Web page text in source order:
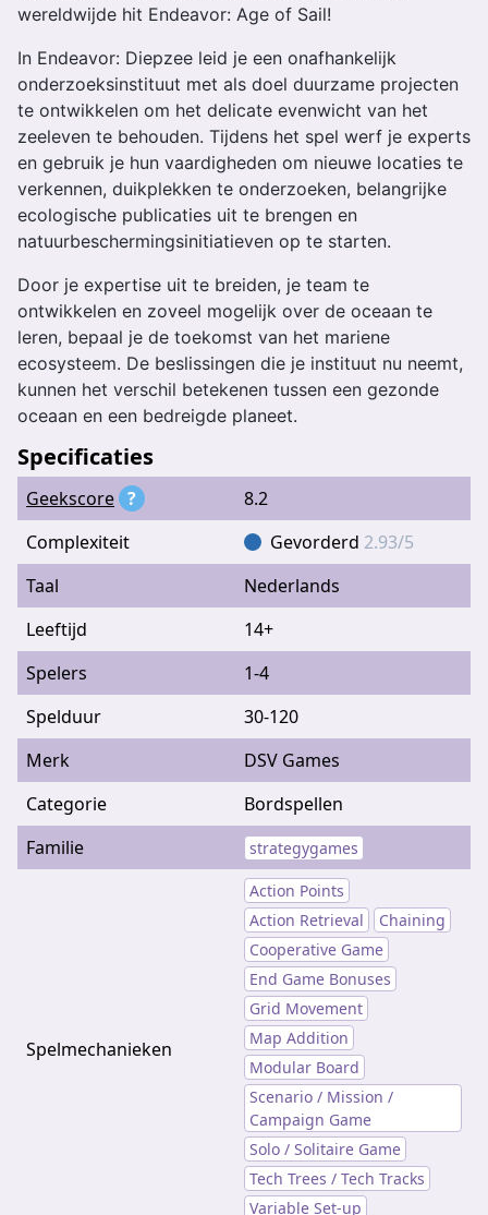
wereldwijde hit Endeavor: Age of Sail!
In Endeavor: Diepzee leid je een onafhankelijk
onderzoeksinstituut met als doel duurzame projecten
te ontwikkelen om het delicate evenwicht van het
zeeleven te behouden. Tijdens het spel werf je experts
en gebruik je hun vaardigheden om nieuwe locaties te
verkennen, duikplekken te onderzoeken, belangrijke
ecologische publicaties uit te brengen en
natuurbeschermingsinitiatieven op te starten.
Door je expertise uit te breiden, je team te
ontwikkelen en zoveel mogelijk over de oceaan te
leren, bepaal je de toekomst van het mariene
ecosysteem. De beslissingen die je instituut nu neemt,
kunnen het verschil betekenen tussen een gezonde
oceaan en een bedreigde planeet.
Specificaties
Geekscore ?
8.2
Complexiteit
Gevorderd 2.93/5
Taal
Nederlands
Leeftijd
14+
Spelers
1-4
Spelduur
30-120
Merk
DSV Games
Categorie
Bordspellen
Familie
strategygames
Spelmechanieken
Action Points
Action Retrieval
Chaining
Cooperative Game
End Game Bonuses
Grid Movement
Map Addition
Modular Board
Scenario / Mission /
Campaign Game
Solo / Solitaire Game
Tech Trees / Tech Tracks
Variable Set-up